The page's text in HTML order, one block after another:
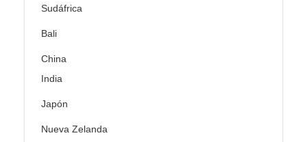
Sudáfrica
Bali
China
India
Japón
Nueva Zelanda